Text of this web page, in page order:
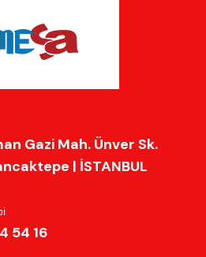
54 16
Gazi Mah. Ünver Sk.
| İSTANBUL